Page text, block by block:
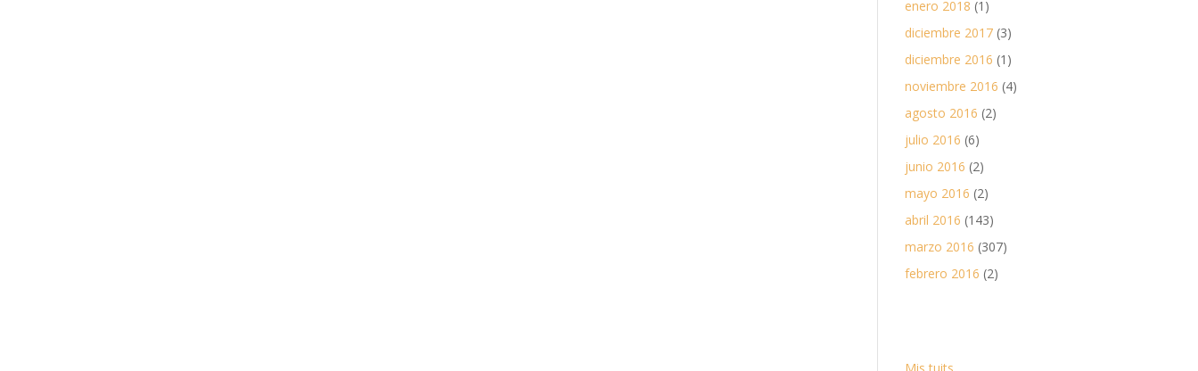
enero 2018 (1)
diciembre 2017 (3)
diciembre 2016 (1)
noviembre 2016 (4)
agosto 2016 (2)
julio 2016 (6)
junio 2016 (2)
mayo 2016 (2)
abril 2016 (143)
marzo 2016 (307)
febrero 2016 (2)